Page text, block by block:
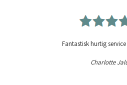
Fantastisk hurtig
Charlotte